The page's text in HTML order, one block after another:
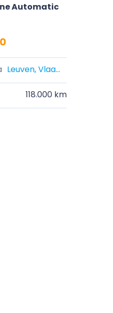
Automatic
Leuven, Vlaams-Brabant, België
118.000 km